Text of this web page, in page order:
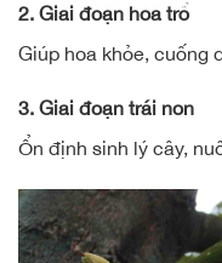
2. Giai đoạn hoa trổ
Giúp hoa khỏe, cuống
3. Giai đoạn trái non
Ổn định sinh lý cây,